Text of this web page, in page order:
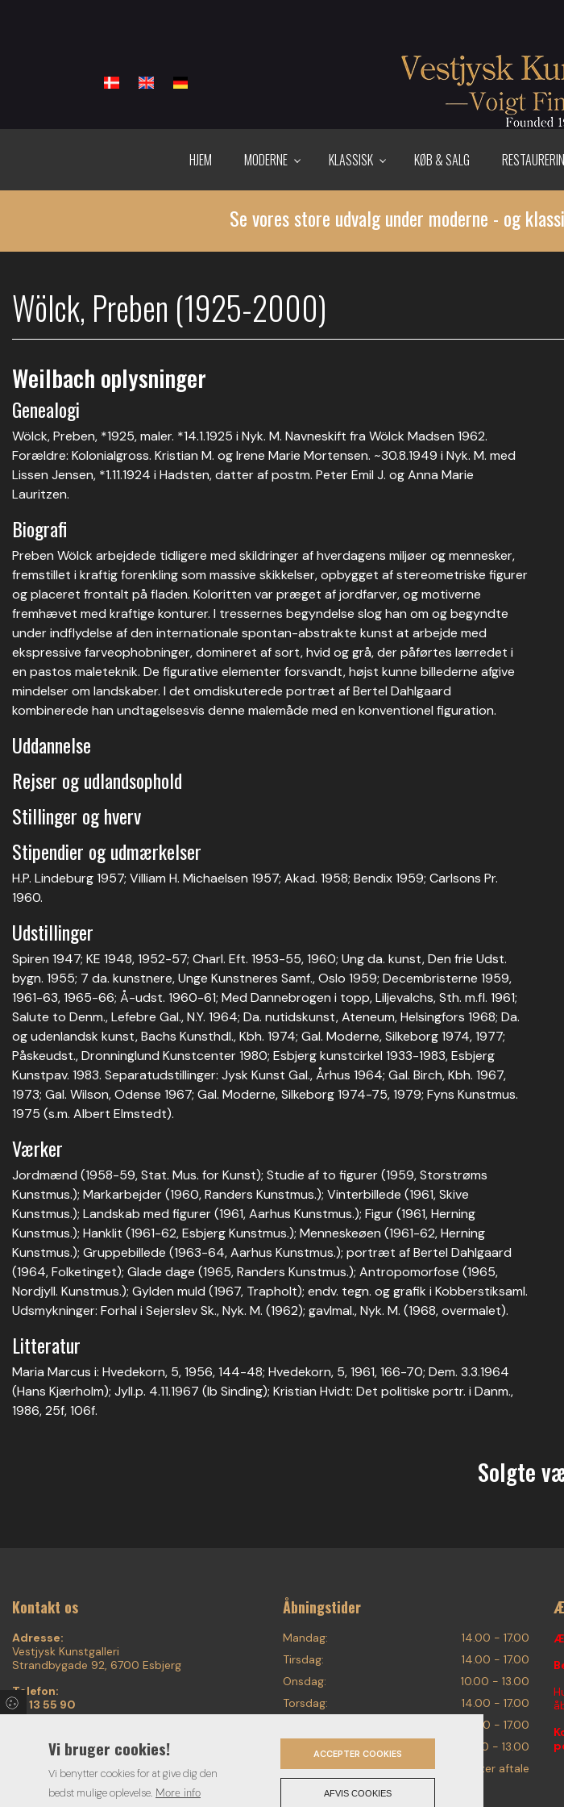
HJEM MODERNE KLASSISK KØB & SALG
Se vores store udvalg under moderne - og
Wölck, Preben (1925-2000)
Weilbach oplysninger
Genealogi
Wölck, Preben, *1925, maler. *14.1.1925 i Nyk. M. Navneskift fra Wölck Madsen 1962.
Forældre: Kolonialgross. Kristian M. og Irene Marie Mortensen. ~30.8.1949 i Nyk. M. med
Lissen Jensen, *1.11.1924 i Hadsten, datter af postm. Peter Emil J. og Anna Marie
Lauritzen.
Biografi
Preben Wölck arbejdede tidligere med skildringer af hverdagens miljøer og mennesker,
fremstillet i kraftig forenkling som massive skikkelser, opbygget af stereometriske figurer
og placeret frontalt på fladen. Koloritten var præget af jordfarver, og motiverne
fremhævet med kraftige konturer. I tressernes begyndelse slog han om og begyndte
under indflydelse af den internationale spontan-abstrakte kunst at arbejde med
ekspressive farveophobninger, domineret af sort, hvid og grå, der påførtes lærredet i
en pastos maleteknik. De figurative elementer forsvandt, højst kunne billederne afgive
mindelser om landskaber. I det omdiskuterede portræt af Bertel Dahlgaard
kombinerede han undtagelsesvis denne malemåde med en konventionel figuration.
Uddannelse
Rejser og udlandsophold
Stillinger og hverv
Stipendier og udmærkelser
H.P. Lindeburg 1957; Villiam H. Michaelsen 1957; Akad. 1958; Bendix 1959; Carlsons Pr.
1960.
Udstillinger
Spiren 1947; KE 1948, 1952-57; Charl. Eft. 1953-55, 1960; Ung da. kunst, Den frie Udst.
bygn. 1955; 7 da. kunstnere, Unge Kunstneres Samf., Oslo 1959; Decembristerne 1959,
1961-63, 1965-66; Å-udst. 1960-61; Med Dannebrogen i topp, Liljevalchs, Sth. m.fl. 1961;
Salute to Denm., Lefebre Gal., N.Y. 1964; Da. nutidskunst, Ateneum, Helsingfors 1968; Da.
og udenlandsk kunst, Bachs Kunsthdl., Kbh. 1974; Gal. Moderne, Silkeborg 1974, 1977;
Påskeudst., Dronninglund Kunstcenter 1980; Esbjerg kunstcirkel 1933-1983, Esbjerg
Kunstpav. 1983. Separatudstillinger: Jysk Kunst Gal., Århus 1964; Gal. Birch, Kbh. 1967,
1973; Gal. Wilson, Odense 1967; Gal. Moderne, Silkeborg 1974-75, 1979; Fyns Kunstmus.
1975 (s.m. Albert Elmstedt).
Værker
Jordmænd (1958-59, Stat. Mus. for Kunst); Studie af to figurer (1959, Storstrøms
Kunstmus.); Markarbejder (1960, Randers Kunstmus.); Vinterbillede (1961, Skive
Kunstmus.); Landskab med figurer (1961, Aarhus Kunstmus.); Figur (1961, Herning
Kunstmus.); Hanklit (1961-62, Esbjerg Kunstmus.); Menneskeøen (1961-62, Herning
Kunstmus.); Gruppebillede (1963-64, Aarhus Kunstmus.); portræt af Bertel Dahlgaard
(1964, Folketinget); Glade dage (1965, Randers Kunstmus.); Antropomorfose (1965,
Nordjyll. Kunstmus.); Gylden muld (1967, Trapholt); endv. tegn. og grafik i Kobberstiksaml.
Udsmykninger: Forhal i Sejerslev Sk., Nyk. M. (1962); gavlmal., Nyk. M. (1968, overmalet).
Litteratur
Maria Marcus i: Hvedekorn, 5, 1956, 144-48; Hvedekorn, 5, 1961, 166-70; Dem. 3.3.1964
(Hans Kjærholm); Jyll.p. 4.11.1967 (Ib Sinding); Kristian Hvidt: Det politiske portr. i Danm.,
1986, 25f, 106f.
Solgte
Kontakt os
Adresse:
Vestjysk Kunstgalleri
Strandbygade 92, 6700 Esbjerg
Telefon:
75 13 55 90
20 87 55 90
voigt.finearts@mail.tele.dk
Åbningstider
Mandag:
14.00 - 17.00
Tirsdag:
14.00 - 17.00
Onsdag:
10.00 - 13.00
Torsdag:
14.00 - 17.00
14.00 - 17.00
10.00 - 13.00
Søndag:
Efter aftale
Vi bruger cookies!
Vi benytter cookies for at give dig den
bedst mulige oplevelse. More info
ACCEPTER COOKIES
AFVIS COOKIES